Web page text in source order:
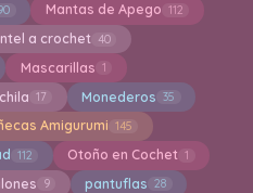
Mantas de Apego 112
a crochet 40
Mascarillas 1
17 Monederos 35
Amigurumi 145
112 Otoño en Cochet 1
9 pantuflas 28